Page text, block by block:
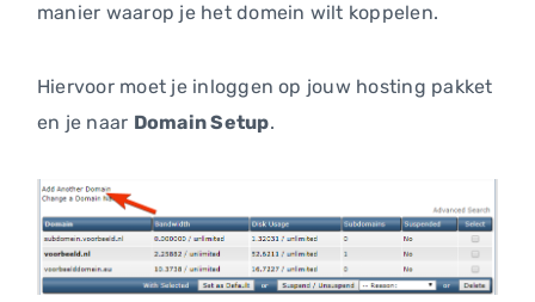
manier waarop je het domein wilt koppelen.
Hiervoor moet je inloggen op jouw hosting pakket
en je naar Domain Setup.